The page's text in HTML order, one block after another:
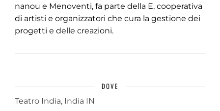
nanou e Menoventi, fa parte della E, cooperativa
di artisti e organizzatori che cura la gestione dei
progetti e delle creazioni.
DOVE
Teatro India, India IN